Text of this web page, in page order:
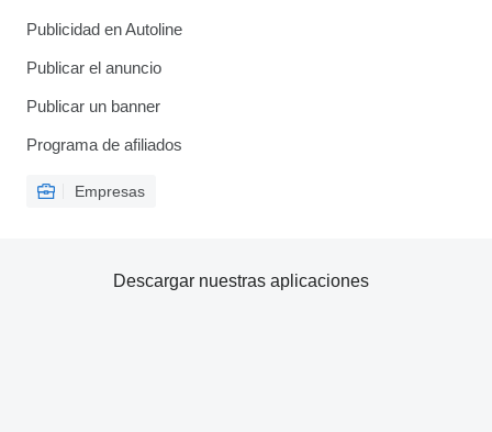
Publicidad en Autoline
Publicar el anuncio
Publicar un banner
Programa de afiliados
Empresas
Descargar nuestras aplicaciones